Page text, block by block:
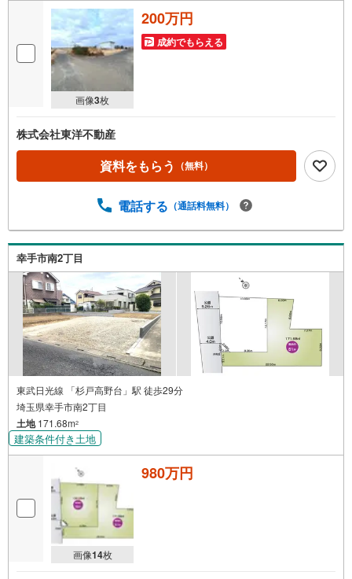
画像3枚
200万円
成約でもらえる
株式会社東洋不動産
資料をもらう （無料）
電話する （通話料無料）
幸手市南2丁目
東武日光線 「杉戸高野台」駅 徒歩29分
埼玉県幸手市南2丁目
土地171.68m2
建築条件付き土地
画像14枚
980万円